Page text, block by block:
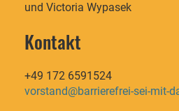
und Victoria Wypasek
Kontakt
+49 172 6591524
vorstand@barrierefrei-sei-mit-